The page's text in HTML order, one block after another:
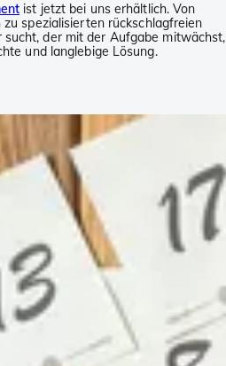
ist jetzt bei uns erhältlich. Von
spezialisierten rückschlagfreien
sucht, der mit der Aufgabe mitwächst,
und langlebige Lösung.